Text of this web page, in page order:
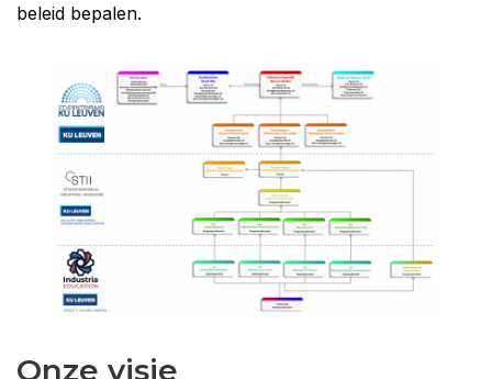
beleid bepalen.
Onze visie